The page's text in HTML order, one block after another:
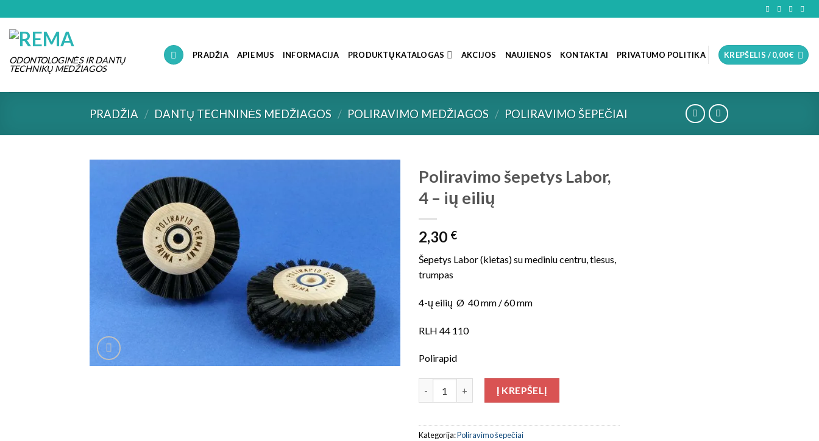
content
ODONTOLOGINĖS IR DANTŲ
TECHNIKŲ MEDŽIAGOS
PRADŽIA APIE MUS INFORMACIJA PRODUKTŲ KATALOGAS AKCIJOS NAUJIENOS KONTAKTAI PRIVATUMO POLITIKA KREPŠELIS /0,00€
PRADŽIA / DANTŲ TECHNINĖS MEDŽIAGOS / POLIRAVIMO MEDŽIAGOS / POLIRAVIMO ŠEPEČIAI
Poliravimo šepetys Labor,
4 – ių eilių
2,30 €
Šepetys Labor (kietas) su mediniu centru, tiesus,
trumpas
4-ų eilių Ø 40 mm / 60 mm
RLH 44 110
Polirapid
produkto kiekis: Poliravimo šepetys Labor, 4 - ių eilių
Į KREPŠELĮ
Kategorija:Poliravimo šepečiai